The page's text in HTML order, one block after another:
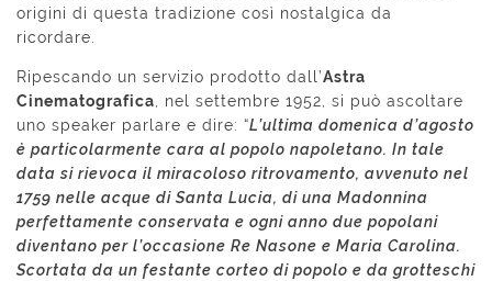
origini di questa tradizione così nostalgica da
ricordare.
Ripescando un servizio prodotto dall’Astra
Cinematografica , nel settembre 1952, si può ascoltare
uno speaker parlare e dire: “L’ultima domenica d’agosto
è particolarmente cara al popolo napoletano. In tale
data si rievoca il miracoloso ritrovamento, avvenuto nel
1759 nelle acque di Santa Lucia, di una Madonnina
perfettamente conservata e ogni anno due popolani
diventano per l’occasione Re Nasone e Maria Carolina.
Scortata da un festante corteo di popolo e da grotteschi